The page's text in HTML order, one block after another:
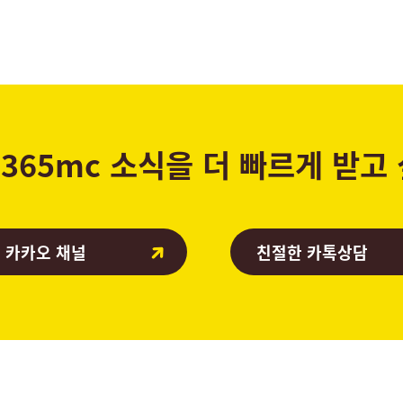
365mc 소식을 더 빠르게 받고
카오 채널 친절한 카톡상담